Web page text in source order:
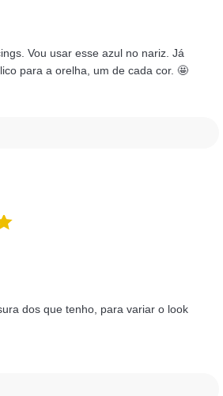
Vou usar esse azul no nariz. Já
para a orelha, um de cada cor. 🤩
dos que tenho, para variar o look